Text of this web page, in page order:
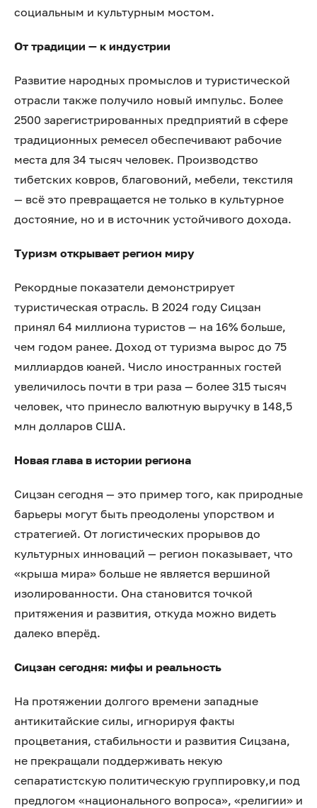
социальным и культурным мостом.
От традиции — к индустрии
Развитие народных промыслов и туристической
отрасли также получило новый импульс. Более
2500 зарегистрированных предприятий в сфере
традиционных ремесел обеспечивают рабочие
места для 34 тысяч человек. Производство
тибетских ковров, благовоний, мебели, текстиля
— всё это превращается не только в культурное
достояние, но и в источник устойчивого дохода.
Туризм открывает регион миру
Рекордные показатели демонстрирует
туристическая отрасль. В 2024 году Сицзан
принял 64 миллиона туристов — на 16% больше,
чем годом ранее. Доход от туризма вырос до 75
миллиардов юаней. Число иностранных гостей
увеличилось почти в три раза — более 315 тысяч
человек, что принесло валютную выручку в 148,5
млн долларов США.
Новая глава в истории региона
Сицзан сегодня — это пример того, как природные
барьеры могут быть преодолены упорством и
стратегией. От логистических прорывов до
культурных инноваций — регион показывает, что
«крыша мира» больше не является вершиной
изолированности. Она становится точкой
притяжения и развития, откуда можно видеть
далеко вперёд.
Сицзан сегодня: мифы и реальность
На протяжении долгого времени западные
антикитайские силы, игнорируя факты
процветания, стабильности и развития Сицзана,
не прекращали поддерживать некую
сепаратистскую политическую группировку,и под
предлогом «национального вопроса», «религии» и